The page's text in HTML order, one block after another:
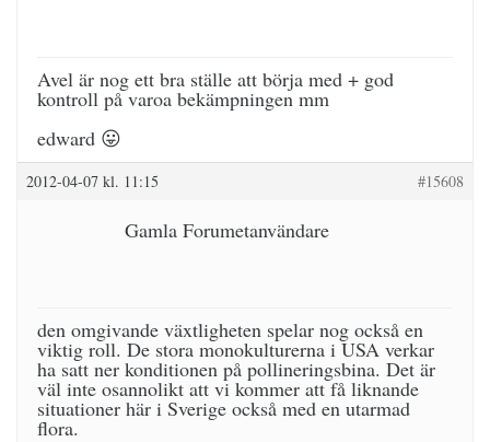
Avel är nog ett bra ställe att börja med + god
kontroll på varoa bekämpningen mm
edward 😛
2012-04-07 kl. 11:15 #15608
Gamla Forumetanvändare
den omgivande växtligheten spelar nog också en
viktig roll. De stora monokulturerna i USA verkar
ha satt ner konditionen på pollineringsbina. Det är
väl inte osannolikt att vi kommer att få liknande
situationer här i Sverige också med en utarmad
flora.